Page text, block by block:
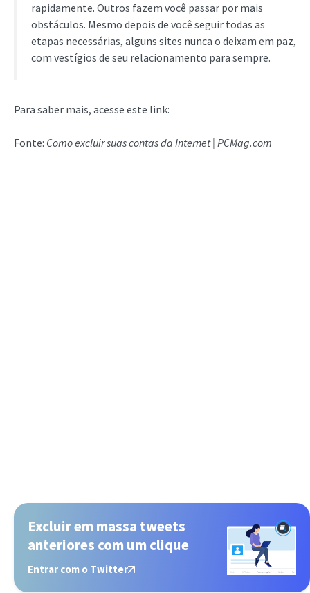
rapidamente. Outros fazem você passar por mais
obstáculos. Mesmo depois de você seguir todas as
etapas necessárias, alguns sites nunca o deixam em paz,
com vestígios de seu relacionamento para sempre.
Para saber mais, acesse este link:
Fonte: Como excluir suas contas da Internet | PCMag.com
Excluir em massa tweets
anteriores com um clique
Entrar com o Twitter